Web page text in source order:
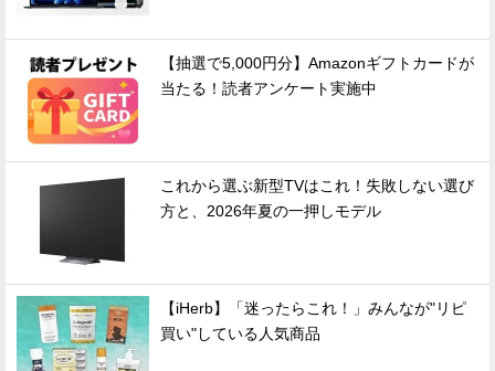
【抽選で5,000円分】Amazonギフトカードが
当たる！読者アンケート実施中
これから選ぶ新型TVはこれ！失敗しない選び
方と、2026年夏の一押しモデル
【iHerb】「迷ったらこれ！」みんなが"リピ
買い"している人気商品